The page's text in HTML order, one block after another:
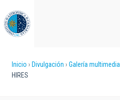
al
contenido
principal
Sobrescribir
Inicio Divulgación Galería multimedia
HIRES